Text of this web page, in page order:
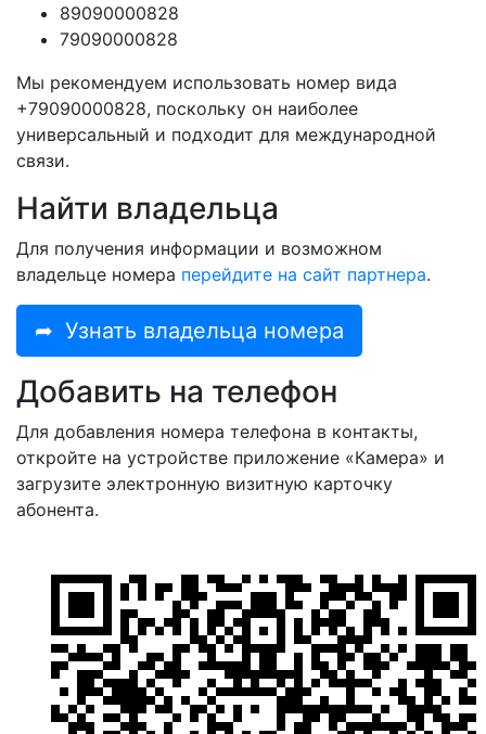
89090000828
79090000828
Мы рекомендуем использовать номер вида
+79090000828, поскольку он наиболее
универсальный и подходит для международной
связи.
Найти владельца
Для получения информации и возможном
владельце номера перейдите на сайт партнера.
➦ Узнать владельца номера
Добавить на телефон
Для добавления номера телефона в контакты,
откройте на устройстве приложение «Камера» и
загрузите электронную визитную карточку
абонента.